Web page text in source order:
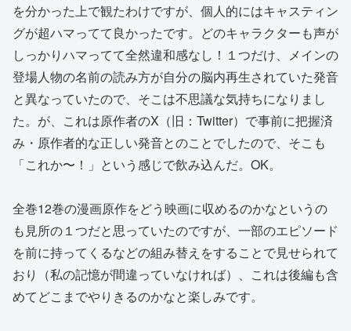
を分かった上で観たわけですが、個人的にはキャスティン
グが超ハマってて良かったです。どのキャラクターも声が
しっかりハマってて全然違和感なし！１つだけ、メインの
登場人物の名前の読み方が自分の脳内再生されていた発音
と異なっていたので、そこは不思議な気持ちになりまし
た。が、これは原作者のX（旧：Twitter）で事前に把握済
み・原作者的な正しい発音とのことでしたので、そこも
「これか〜！」という感じで飲み込んだ。OK。
全巻12巻の漫画原作をどう映画に収めるのかなというの
も見所の１つだと思っていたのですが、一部のエピソード
を前に持ってくるなどの組み替えをすることで見せられて
おり（私の記憶が間違っていなければ）、これは後編も含
めてどこまでやりきるのかなと楽しみです。